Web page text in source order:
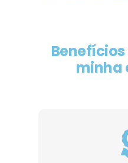
Benefícios
minha